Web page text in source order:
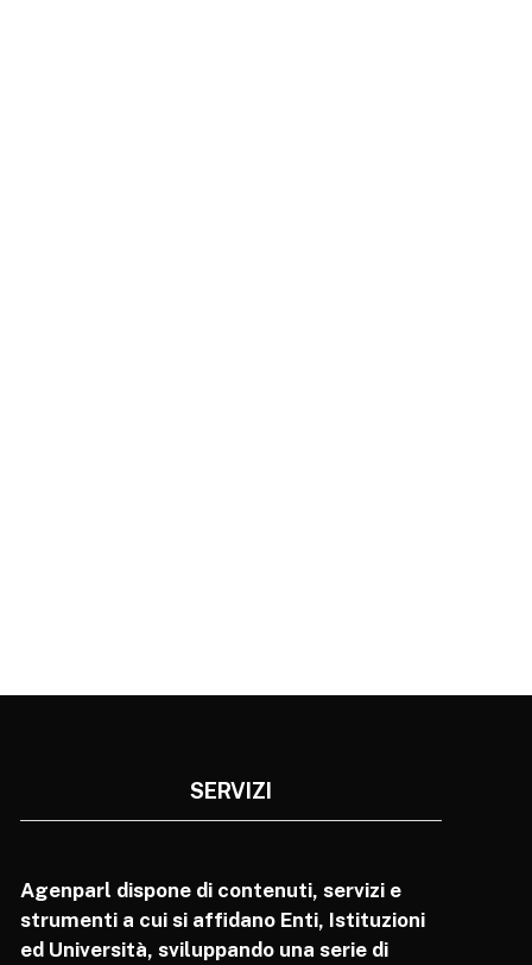
SERVIZI
Agenparl dispone di contenuti, servizi e
strumenti a cui si affidano Enti, Istituzioni
ed Università, sviluppando una serie di